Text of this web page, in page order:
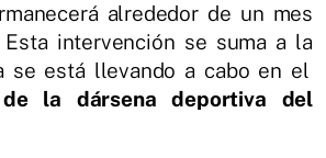
alrededor de un mes
intervención se suma a la
se está llevando a cabo en el
la dársena deportiva del